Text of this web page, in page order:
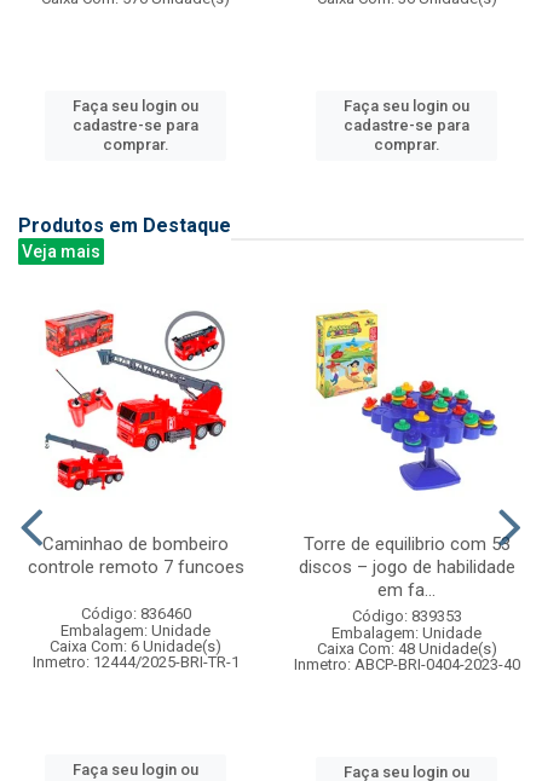
Faça seu login ou
cadastre-se para
comprar.
Faça seu login ou
cadastre-se para
comprar.
Produtos em Destaque
Veja mais
Caminhao de bombeiro
controle remoto 7 funcoes
Código: 836460
Embalagem: Unidade
Caixa Com: 6 Unidade(s)
Inmetro: 12444/2025-BRI-TR-1
Faça seu login ou
Torre de equilibrio com 53
discos – jogo de habilidade
em fa...
Código: 839353
Embalagem: Unidade
Caixa Com: 48 Unidade(s)
Inmetro: ABCP-BRI-0404-2023-40
Faça seu login ou